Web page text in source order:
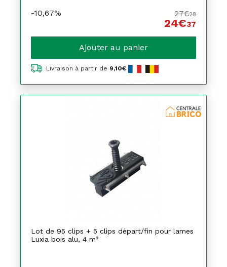
-10,67% 27€28
24€37
Ajouter au panier
Livraison à partir de 9,10€
Lot de 95 clips + 5 clips départ/fin pour lames
Luxia bois alu, 4 m²